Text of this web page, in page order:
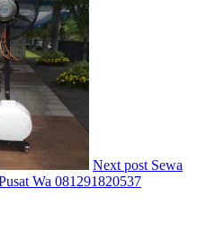
Next post Sewa
Wa 081291820537